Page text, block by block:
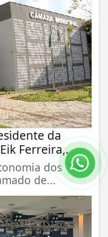
da
Ferreira,...
dos
de...